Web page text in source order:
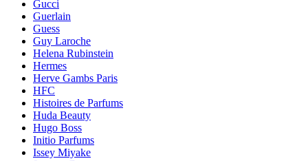
Gucci
Guerlain
Guess
Guy Laroche
Helena Rubinstein
Hermes
Herve Gambs Paris
HFC
Histoires de Parfums
Huda Beauty
Hugo Boss
Initio Parfums
Issey Miyake